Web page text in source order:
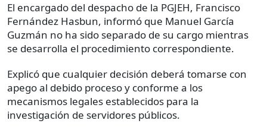
El encargado del despacho de la PGJEH, Francisco
Fernández Hasbun, informó que Manuel García
Guzmán no ha sido separado de su cargo mientras
se desarrolla el procedimiento correspondiente.
Explicó que cualquier decisión deberá tomarse con
apego al debido proceso y conforme a los
mecanismos legales establecidos para la
investigación de servidores públicos.